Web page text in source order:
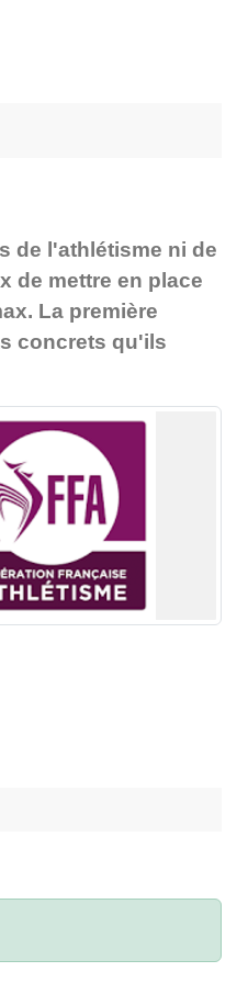
de l'athlétisme ni de
de mettre en place
La première
concrets qu'ils